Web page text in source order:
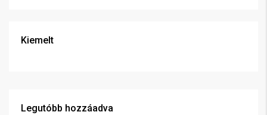
Kiemelt
Legutóbb hozzáadva